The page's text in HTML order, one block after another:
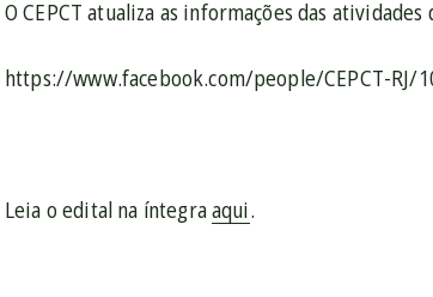
O CEPCT atualiza as informações das
https://www.facebook.com/people/CEPCT-RJ/
Leia o edital na íntegraaqui.